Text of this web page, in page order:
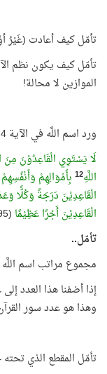
تأمّل كيف أعادت (غَيْرُ
تأمّل كيف يكون نظم
الموازين لا محالة!
ورد اسم اللَّه في الآية 4 مرّات، فتأمّل مواقعه الأربعة:
لَا يَسْتَوِي الْقَاعِدُوْنَ مِنَ
اللَّهِ12 بِأَمْوَالِهِمْ
الْقَاعِدِيْنَ دَرَجَةً وَكُلًّا
الْقَاعِدِيْنَ أَجْرًا عَظِيْمًا (95) النِّسَاء
تأمّل..
مجموع مراتب اسم اللَّه في الآية: 12 +
وهذا هو عدد سور
تأمّل المقطع الذي